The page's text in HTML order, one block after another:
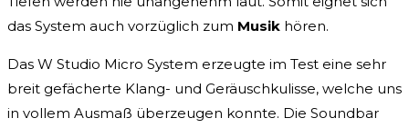
das System auch vorzüglich zum Musik hören.
Das W Studio Micro System erzeugte im Test eine sehr
breit gefächerte Klang- und Geräuschkulisse, welche uns
in vollem Ausmaß überzeugen konnte. Die Soundbar